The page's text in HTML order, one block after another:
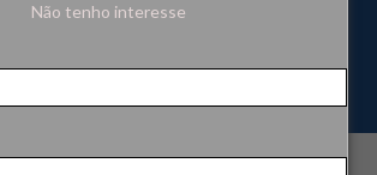
Não tenho interesse